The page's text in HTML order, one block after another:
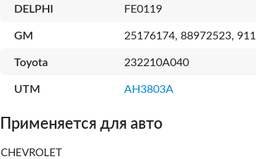
DELPHI FE0119
GM 25176174, 88972523,
Toyota 232210A040
UTM AH3803A
Применяется для авто
CHEVROLET